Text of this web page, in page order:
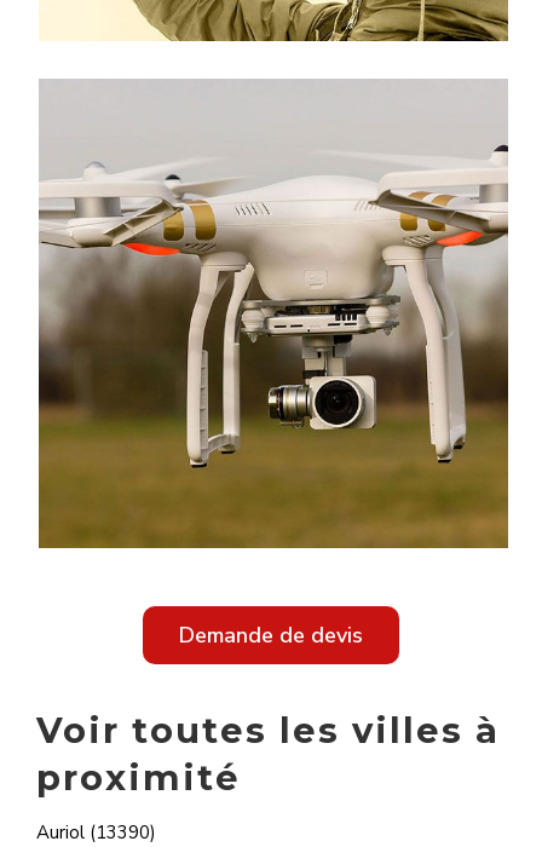
Demande de devis
Voir toutes les villes à
proximité
Auriol (13390)